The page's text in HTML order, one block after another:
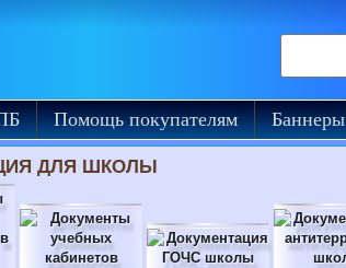
Помощь покупателям Баннеры
ДЛЯ ШКОЛЫ